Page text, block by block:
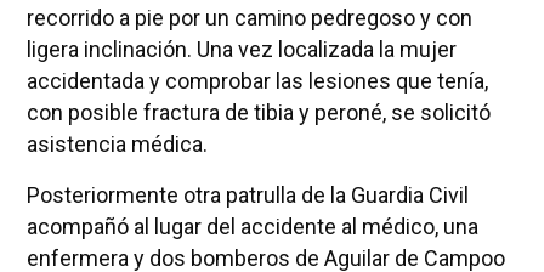
recorrido a pie por un camino pedregoso y con
ligera inclinación. Una vez localizada la mujer
accidentada y comprobar las lesiones que tenía,
con posible fractura de tibia y peroné, se solicitó
asistencia médica.
Posteriormente otra patrulla de la Guardia Civil
acompañó al lugar del accidente al médico, una
enfermera y dos bomberos de Aguilar de Campoo